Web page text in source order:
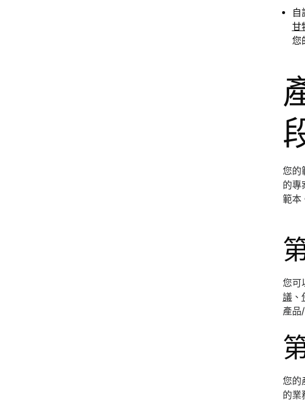
自
甘
您
您的
的專
範本
您可
議、
產品
您的
的業